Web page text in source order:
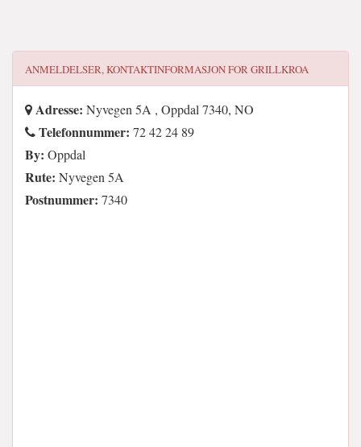
ANMELDELSER, KONTAKTINFORMASJON FORGRILLKROA
Adresse: Nyvegen 5A , Oppdal 7340, NO
Telefonnummer: 72 42 24 89
By: Oppdal
Rute: Nyvegen 5A
Postnummer: 7340